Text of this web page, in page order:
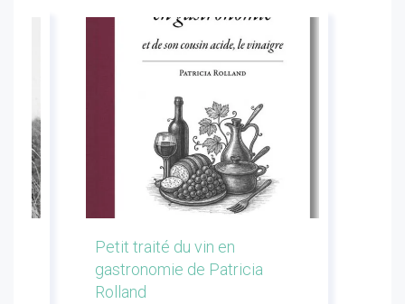
Petit traité du vin en
gastronomie de Patricia
Rolland